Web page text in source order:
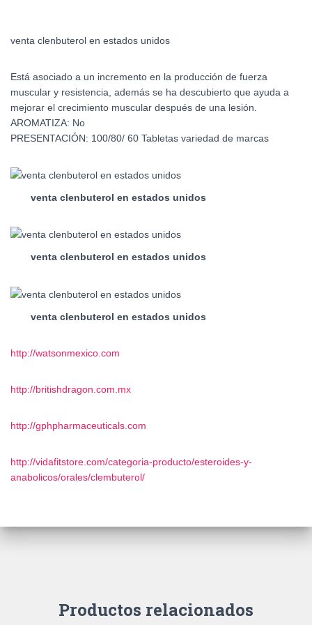
venta clenbuterol en estados unidos
Está asociado a un incremento en la producción de fuerza
muscular y resistencia, además se ha descubierto que ayuda a
mejorar el crecimiento muscular después de una lesión.
AROMATIZA: No
PRESENTACIÓN: 100/80/ 60 Tabletas variedad de marcas
venta clenbuterol en estados unidos
venta clenbuterol en estados unidos
venta clenbuterol en estados unidos
http://watsonmexico.com
http://britishdragon.com.mx
http://gphpharmaceuticals.com
http://vidafitstore.com/categoria-producto/esteroides-y-
anabolicos/orales/clembuterol/
Productos relacionados